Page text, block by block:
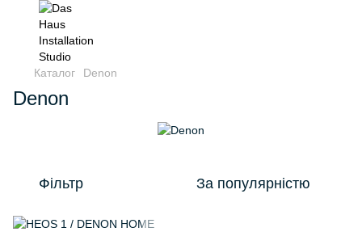
Каталог Denon
Denon
Фільтр За популярністю